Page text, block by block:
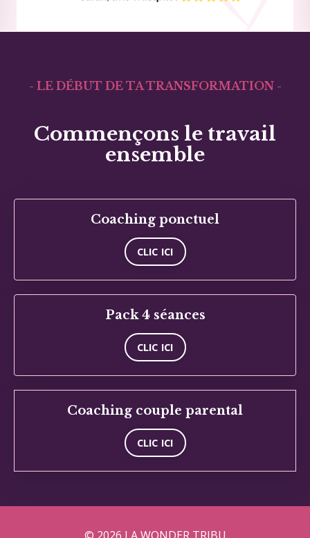
- LE DÉBUT DE TA TRANSFORMATION -
Commençons le travail
ensemble
Coaching ponctuel
CLIC ICI
Pack 4 séances
CLIC ICI
Coaching couple parental
CLIC ICI